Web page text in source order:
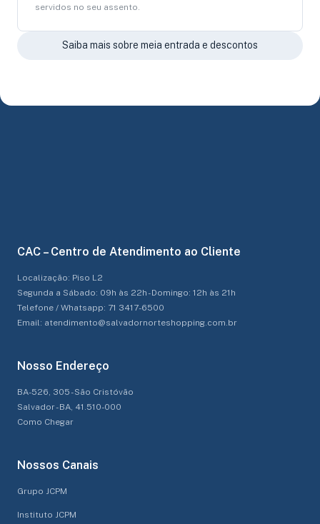
servidos no seu assento.
Saiba mais sobre meia entrada e descontos
CAC – Centro de Atendimento ao Cliente
Localização: Piso L2
Segunda a Sábado: 09h às 22h - Domingo: 12h às 21h
Telefone / Whatsapp: 71 3417-6500
Email: atendimento@salvadornorteshopping.com.br
Nosso Endereço
BA-526, 305 - São Cristóvão
Salvador - BA, 41.510-000
Como Chegar
Nossos Canais
Grupo JCPM
Instituto JCPM